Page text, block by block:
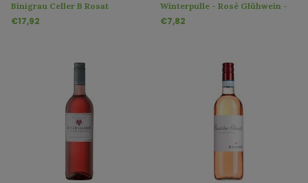
Binigrau Celler B Rosat
€17,92
Winterpulle - Rosé Glühwein -
Weingut Andres
€7,82